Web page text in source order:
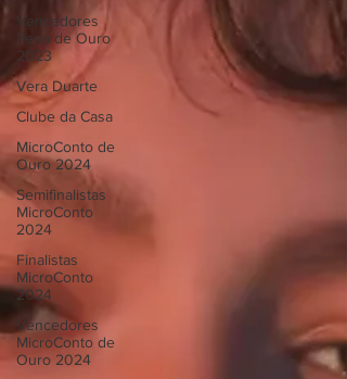
Vencedores
Pena de Ouro
2023
Vera Duarte
Clube da Casa
MicroConto de
Ouro 2024
Semifinalistas
MicroConto
2024
Finalistas
MicroConto
2024
Vencedores
MicroConto de
Ouro 2024